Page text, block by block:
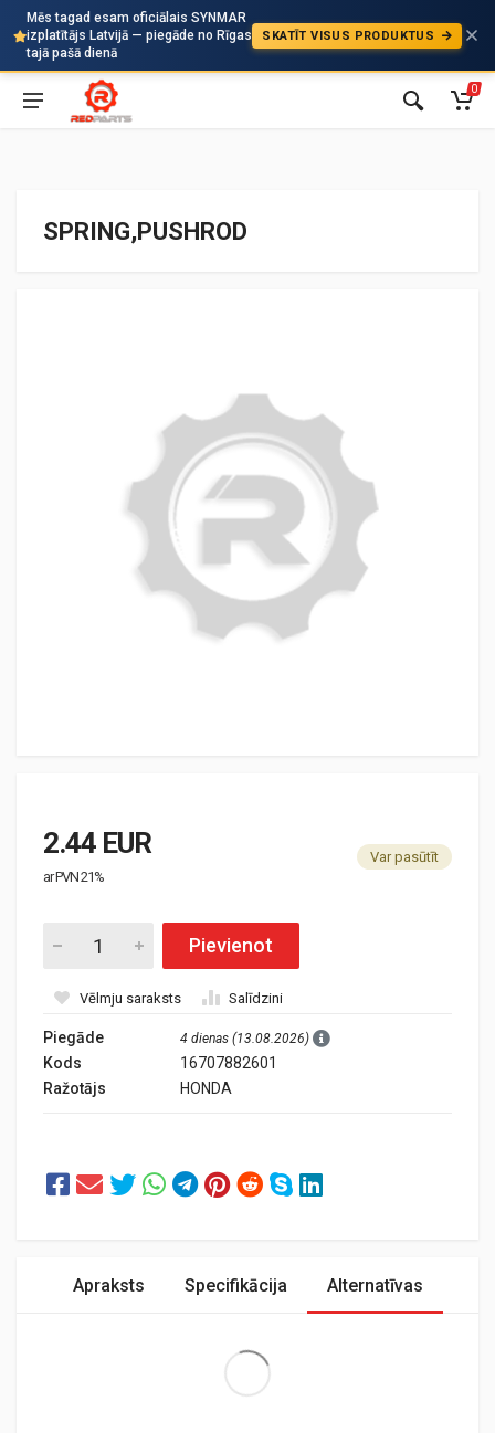
Mēs tagad esam oficiālais SYNMAR
izplatītājs Latvijā — piegāde no Rīgas
tajā pašā dienā
SKATĪT VISUS PRODUKTUS
Auto
0
SPRING,PUSHROD
2.44 EUR
ar PVN 21%
Var pasūtīt
Pievienot
Vēlmju saraksts Salīdzini
Piegāde 4 dienas (13.08.2026)
Kods
16707882601
Ražotājs
HONDA
Apraksts Specifikācija Alternatīvas
Extra Large